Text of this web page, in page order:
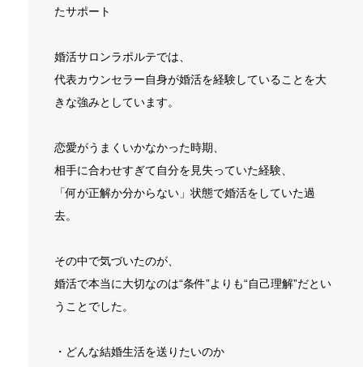
たサポート
婚活サロンラポルテでは、
代表カウンセラー自身が婚活を経験していることを大
きな強みとしています。
恋愛がうまくいかなかった時期、
相手に合わせすぎて自分を見失っていた経験、
「何が正解か分からない」状態で婚活をしていた過
去。
その中で気づいたのが、
婚活で本当に大切なのは“条件”よりも“自己理解”だとい
うことでした。
・どんな結婚生活を送りたいのか